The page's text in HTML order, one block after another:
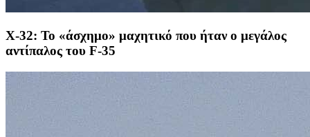
X-32: Το «άσχημο» μαχητικό που ήταν ο μεγάλος
αντίπαλος του F-35